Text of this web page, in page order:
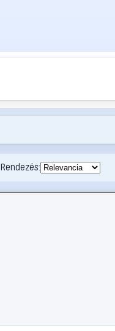
Rendezés: